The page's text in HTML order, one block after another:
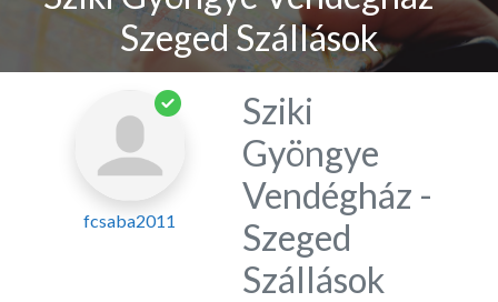
Szeged Szállások
fcsaba2011
Sziki
Gyöngye
Vendégház -
Szeged
Szállások